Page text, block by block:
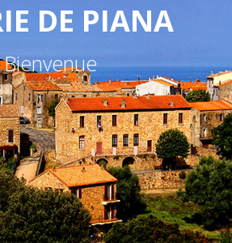
DE PIANA
Bienvenue